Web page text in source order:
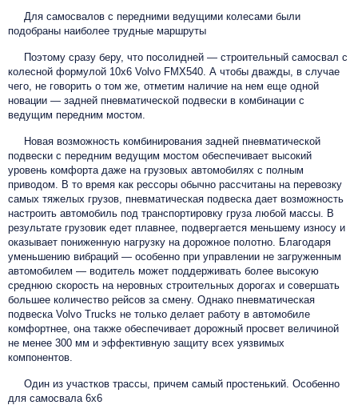
Для самосвалов с передними ведущими колесами были
подобраны наиболее трудные маршруты
Поэтому сразу беру, что посолидней — строительный самосвал с
колесной формулой 10х6 Volvo FMX540. А чтобы дважды, в случае
чего, не говорить о том же, отметим наличие на нем еще одной
новации — задней пневматической подвески в комбинации с
ведущим передним мостом.
Новая возможность комбинирования задней пневматической
подвески с передним ведущим мостом обеспечивает высокий
уровень комфорта даже на грузовых автомобилях с полным
приводом. В то время как рессоры обычно рассчитаны на перевозку
самых тяжелых грузов, пневматическая подвеска дает возможность
настроить автомобиль под транспортировку груза любой массы. В
результате грузовик едет плавнее, подвергается меньшему износу и
оказывает пониженную нагрузку на дорожное полотно. Благодаря
уменьшению вибраций — особенно при управлении не загруженным
автомобилем — водитель может поддерживать более высокую
среднюю скорость на неровных строительных дорогах и совершать
большее количество рейсов за смену. Однако пневматическая
подвеска Volvo Trucks не только делает работу в автомобиле
комфортнее, она также обеспечивает дорожный просвет величиной
не менее 300 мм и эффективную защиту всех уязвимых
компонентов.
Один из участков трассы, причем самый простенький. Особенно
для самосвала 6х6